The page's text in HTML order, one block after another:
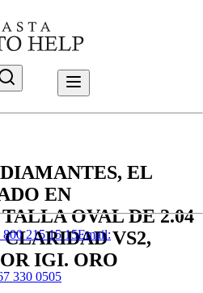
800 215 15 15Email:
330 0505
EL
EN
OVAL DE 2.04
VS2,
IGI. ORO